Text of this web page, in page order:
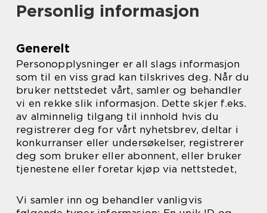
Personlig informasjon
Generelt
Personopplysninger er all slags informasjon
som til en viss grad kan tilskrives deg. Når du
bruker nettstedet vårt, samler og behandler
vi en rekke slik informasjon. Dette skjer f.eks.
av alminnelig tilgang til innhold hvis du
registrerer deg for vårt nyhetsbrev, deltar i
konkurranser eller undersøkelser, registrerer
deg som bruker eller abonnent, eller bruker
tjenestene eller foretar kjøp via nettstedet,
Vi samler inn og behandler vanligvis